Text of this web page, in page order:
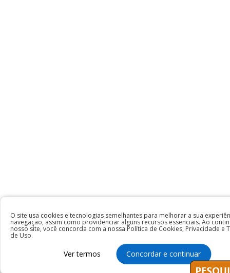
O site usa cookies e tecnologias semelhantes para melhorar a sua
navegação, assim como providenciar alguns recursos essenciais. Ao
nosso site, você concorda com a nossa Política de Cookies, Privacidade e
de Uso.
Ver termos Concordar e continuar